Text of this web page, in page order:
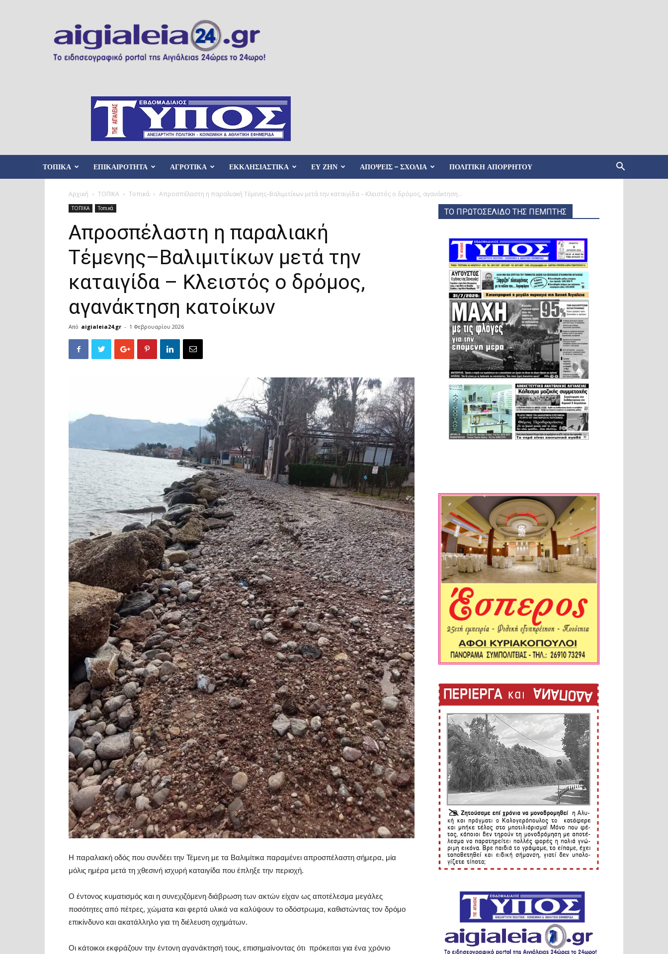
ΤΟΠΙΚΑ ΕΠΙΚΑΙΡΟΤΗΤΑ ΑΓΡΟΤΙΚΑ ΕΚΚΛΗΣΙΑΣΤΙΚΑ ΕΥ ΖΗΝ ΑΠΟΨΕΙΣ – ΣΧΟΛΙΑ ΠΟΛΙΤΙΚΉ ΑΠΟΡΡΉΤΟΥ
Αρχική ΤΟΠΙΚΑ Τοπικά Απροσπέλαστη η παραλιακή Τέμενης–Βαλιμιτίκων μετά την καταιγίδα – Κλειστός ο δρόμος, αγανάκτηση...
ΤΟΠΙΚΑ Τοπικά
Απροσπέλαστη η παραλιακή
Τέμενης–Βαλιμιτίκων μετά την
καταιγίδα – Κλειστός ο δρόμος,
αγανάκτηση κατοίκων
Από aigialeia24.gr - 1 Φεβρουαρίου 2026
Η παραλιακή οδός που συνδέει την Τέμενη με τα Βαλιμίτικα παραμένει απροσπέλαστη σήμερα, μία
μόλις ημέρα μετά τη χθεσινή ισχυρή καταιγίδα που έπληξε την περιοχή.
Ο έντονος κυματισμός και η συνεχιζόμενη διάβρωση των ακτών είχαν ως αποτέλεσμα μεγάλες
ποσότητες από πέτρες, χώματα και φερτά υλικά να καλύψουν το οδόστρωμα, καθιστώντας τον δρόμο
επικίνδυνο και ακατάλληλο για τη διέλευση οχημάτων.
Οι κάτοικοι εκφράζουν την έντονη αγανάκτησή τους, επισημαίνοντας ότι πρόκειται για ένα χρόνιο
ΤΟ ΠΡΩΤΟΣΕΛΙΔΟ ΤΗΣ ΠΕΜΠΤΗΣ